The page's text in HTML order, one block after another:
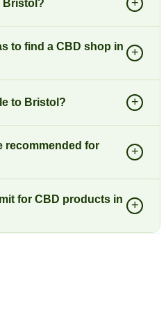
Bristol? +
to find a CBD shop in
+
to Bristol? +
recommended for
+
for CBD products in
+